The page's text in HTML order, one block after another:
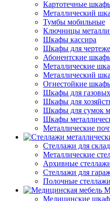
Картотечные
Металлический
Тумбы мобильные
Ключницы
Шкафы кассира
Шкафы для
Абонентские
Металлические
Металлический
Огнестойкие
Шкафы для
Шкафы для
Шкафы для сумок
Шкафы
Металлические
Стеллажи для
Металлические
Архивные
Стеллажи для
Полочные стеллажи
Медицинские